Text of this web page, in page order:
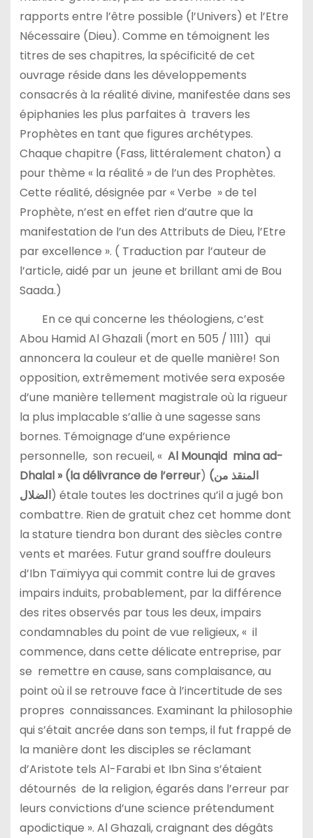
rapports entre l’être possible (l’Univers) et l’Etre
Nécessaire (Dieu). Comme en témoignent les
titres de ses chapitres, la spécificité de cet
ouvrage réside dans les développements
consacrés à la réalité divine, manifestée dans ses
épiphanies les plus parfaites à travers les
Prophètes en tant que figures archétypes.
Chaque chapitre (Fass, littéralement chaton) a
pour thème « la réalité » de l’un des Prophètes.
Cette réalité, désignée par « Verbe » de tel
Prophète, n’est en effet rien d’autre que la
manifestation de l’un des Attributs de Dieu, l’Etre
par excellence ». ( Traduction par l’auteur de
l’article, aidé par un jeune et brillant ami de Bou
Saada.)
En ce qui concerne les théologiens, c’est
Abou Hamid Al Ghazali (mort en 505 / 1111) qui
annoncera la couleur et de quelle manière! Son
opposition, extrêmement motivée sera exposée
d’une manière tellement magistrale où la rigueur
la plus implacable s’allie à une sagesse sans
bornes. Témoignage d’une expérience
personnelle, son recueil, « Al Mounqid mina ad-
Dhalal » (la délivrance de l’erreur) (المنقذ من
الضلال) étale toutes les doctrines qu’il a jugé bon
combattre. Rien de gratuit chez cet homme dont
la stature tiendra bon durant des siècles contre
vents et marées. Futur grand souffre douleurs
d’Ibn Taïmiyya qui commit contre lui de graves
impairs induits, probablement, par la différence
des rites observés par tous les deux, impairs
condamnables du point de vue religieux, « il
commence, dans cette délicate entreprise, par
se remettre en cause, sans complaisance, au
point où il se retrouve face à l’incertitude de ses
propres connaissances. Examinant la philosophie
qui s’était ancrée dans son temps, il fut frappé de
la manière dont les disciples se réclamant
d’Aristote tels Al-Farabi et Ibn Sina s’étaient
détournés de la religion, égarés dans l’erreur par
leurs convictions d’une science prétendument
apodictique ». Al Ghazali, craignant des dégâts